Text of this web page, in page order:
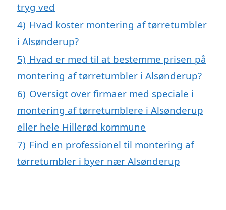
tryg ved
4) Hvad koster montering af tørretumbler
i Alsønderup?
5) Hvad er med til at bestemme prisen på
montering af tørretumbler i Alsønderup?
6) Oversigt over firmaer med speciale i
montering af tørretumblere i Alsønderup
eller hele Hillerød kommune
7) Find en professionel til montering af
tørretumbler i byer nær Alsønderup